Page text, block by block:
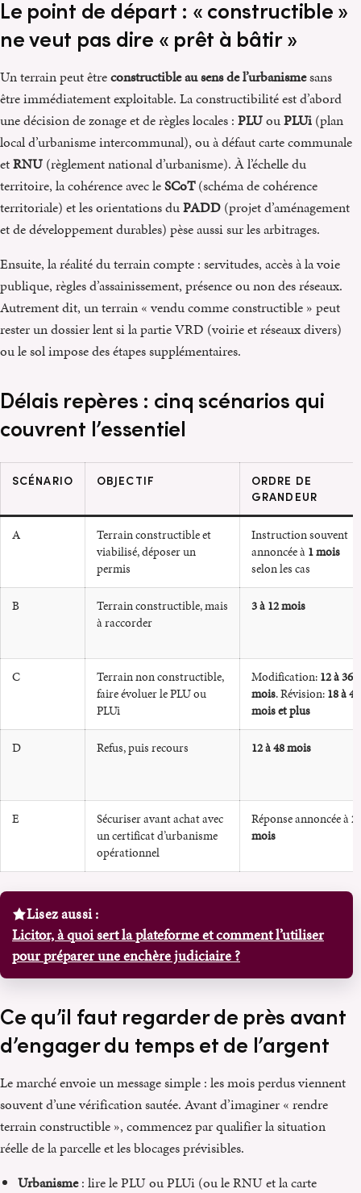
Le point de départ : « constructible »
ne veut pas dire « prêt à bâtir »
Un terrain peut êtreconstructible au sens de l’urbanismesans
être immédiatement exploitable. La constructibilité est d’abord
une décision de zonage et de règles locales : PLUouPLUi (plan
local d’urbanisme intercommunal), ou à défaut carte communale
etRNU (règlement national d’urbanisme). À l’échelle du
territoire, la cohérence avec leSCoT(schéma de cohérence
territoriale) et les orientations duPADD (projet d’aménagement
et de développement durables) pèse aussi sur les arbitrages.
Ensuite, la réalité du terrain compte : servitudes, accès à la voie
publique, règles d’assainissement, présence ou non des réseaux.
Autrement dit, un terrain « vendu comme constructible » peut
rester un dossier lent si la partie VRD (voirie et réseaux divers)
ou le sol impose des étapes supplémentaires.
Délais repères : cinq scénarios qui
couvrent l’essentiel
SCÉNARIO OBJECTIF
ORDRE DE
GRANDEUR
A
Terrain constructible et
viabilisé, déposer un
permis
Instruction souvent
annoncée à 1 mois
selon les cas
B
Terrain constructible, mais
à raccorder
3 à 12 mois
C
Terrain non constructible,
faire évoluer le PLU ou
PLUi
Modification: 12 à 36
mois. Révision: 18 à 48
mois et plus
D Refus, puis recours 12 à 48 mois
E
Sécuriser avant achat avec
un certificat d’urbanisme
opérationnel
Réponse annoncée à2
mois
Lisez aussi :
Licitor, à quoi sert la plateforme et comment l’utiliser
pour préparer une enchère judiciaire ?
Ce qu’il faut regarder de près avant
d’engager du temps et de l’argent
Le marché envoie un message simple : les mois perdus viennent
souvent d’une vérification sautée. Avant d’imaginer « rendre
terrain constructible », commencez par qualifier la situation
réelle de la parcelle et les blocages prévisibles.
Urbanisme: lire le PLU ou PLUi (ou le RNU et la carte